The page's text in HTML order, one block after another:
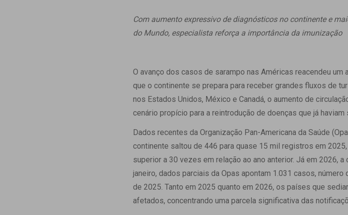
Estrutura de Gestão
Exames - Portal Médico
Com aumento expressivo de diagnósticos no continente e
do Mundo, especialista reforça a importância da imunização
O avanço dos casos de sarampo nas Américas reacendeu um
que o continente se prepara para receber grandes fluxos de
nos Estados Unidos, México e Canadá, o aumento de
cenário propício para a reintrodução de doenças que já
Dados recentes da Organização Pan-Americana da Saúde
continente saltou de 446 para quase 15 mil registros em
superior a 30 vezes em relação ao ano anterior. Já em 2026,
janeiro, dados parciais da Opas apontam 1.031 casos,
de 2025. Tanto em 2025 quanto em 2026, os países que
afetados, concentrando uma parcela significativa das